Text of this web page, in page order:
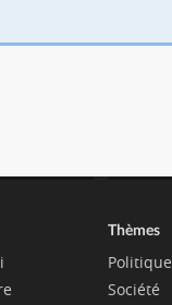
Thèmes
Politique
Société